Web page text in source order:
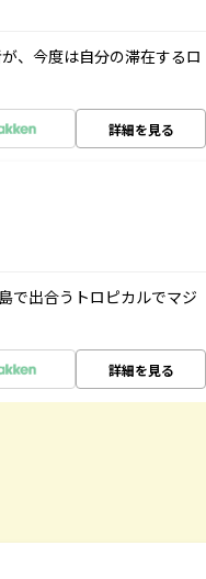
、今度は自分の滞在するロ
詳細を見る
で出合うトロピカルでマジ
詳細を見る